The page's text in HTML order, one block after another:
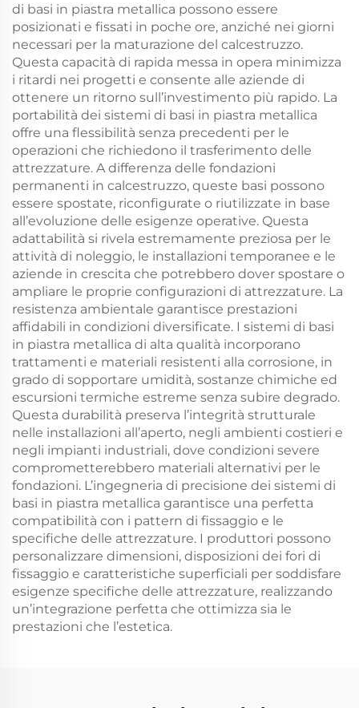
di basi in piastra metallica possono essere
posizionati e fissati in poche ore, anziché nei giorni
necessari per la maturazione del calcestruzzo.
Questa capacità di rapida messa in opera minimizza
i ritardi nei progetti e consente alle aziende di
ottenere un ritorno sull’investimento più rapido. La
portabilità dei sistemi di basi in piastra metallica
offre una flessibilità senza precedenti per le
operazioni che richiedono il trasferimento delle
attrezzature. A differenza delle fondazioni
permanenti in calcestruzzo, queste basi possono
essere spostate, riconfigurate o riutilizzate in base
all’evoluzione delle esigenze operative. Questa
adattabilità si rivela estremamente preziosa per le
attività di noleggio, le installazioni temporanee e le
aziende in crescita che potrebbero dover spostare o
ampliare le proprie configurazioni di attrezzature. La
resistenza ambientale garantisce prestazioni
affidabili in condizioni diversificate. I sistemi di basi
in piastra metallica di alta qualità incorporano
trattamenti e materiali resistenti alla corrosione, in
grado di sopportare umidità, sostanze chimiche ed
escursioni termiche estreme senza subire degrado.
Questa durabilità preserva l’integrità strutturale
nelle installazioni all’aperto, negli ambienti costieri e
negli impianti industriali, dove condizioni severe
comprometterebbero materiali alternativi per le
fondazioni. L’ingegneria di precisione dei sistemi di
basi in piastra metallica garantisce una perfetta
compatibilità con i pattern di fissaggio e le
specifiche delle attrezzature. I produttori possono
personalizzare dimensioni, disposizioni dei fori di
fissaggio e caratteristiche superficiali per soddisfare
esigenze specifiche delle attrezzature, realizzando
un’integrazione perfetta che ottimizza sia le
prestazioni che l’estetica.